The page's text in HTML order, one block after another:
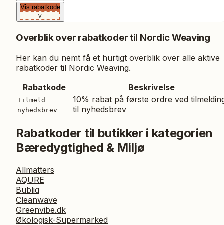
Vis rabatkode
v
Overblik over rabatkoder til Nordic Weaving
Her kan du nemt få et hurtigt overblik over alle aktive
rabatkoder til Nordic Weaving.
Rabatkode
Beskrivelse
Tilmeld
nyhedsbrev
10% rabat på første ordre ved
til nyhedsbrev
Rabatkoder til butikker i kategorien
Bæredygtighed & Miljø
Allmatters
AQURE
Bubliq
Cleanwave
Greenvibe.dk
Økologisk-Supermarked